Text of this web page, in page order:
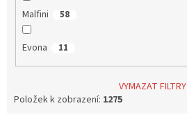
Malfini 58
Evona 11
VYMAZAT FILTRY
Položek k zobrazení: 1275